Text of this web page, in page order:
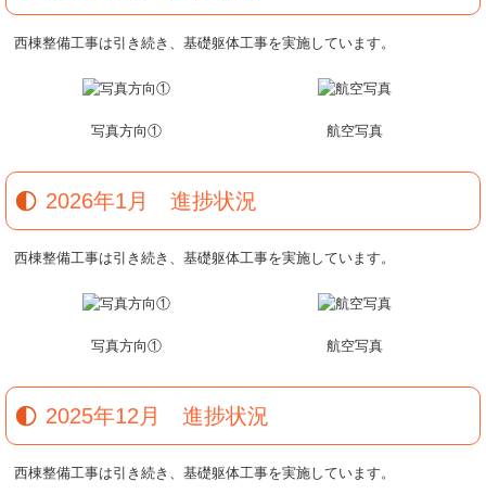
西棟整備工事は引き続き、基礎躯体工事を実施しています。
写真方向① 航空写真
2026年1月 進捗状況
西棟整備工事は引き続き、基礎躯体工事を実施しています。
写真方向① 航空写真
2025年12月 進捗状況
西棟整備工事は引き続き、基礎躯体工事を実施しています。